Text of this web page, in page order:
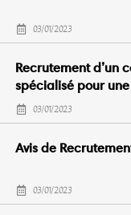
03/01/2023
Recrutement d’un
spécialisé pour
juridique
03/01/2023
Avis de
03/01/2023